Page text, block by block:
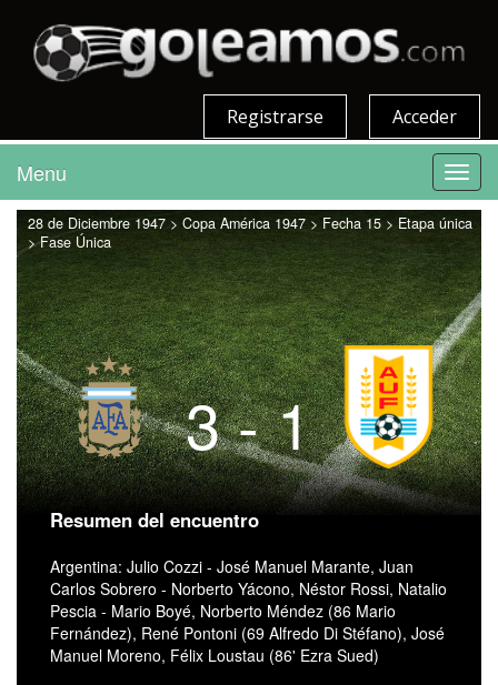
Acceder
Registrarse
Menu
28 de Diciembre 1947 > Copa América 1947 > Fecha 15 > Etapa única
> Fase Única
3 - 1
Resumen del encuentro
Argentina: Julio Cozzi - José Manuel Marante, Juan
Carlos Sobrero - Norberto Yácono, Néstor Rossi, Natalio
Pescia - Mario Boyé, Norberto Méndez (86 Mario
Fernández), René Pontoni (69 Alfredo Di Stéfano), José
Manuel Moreno, Félix Loustau (86' Ezra Sued)